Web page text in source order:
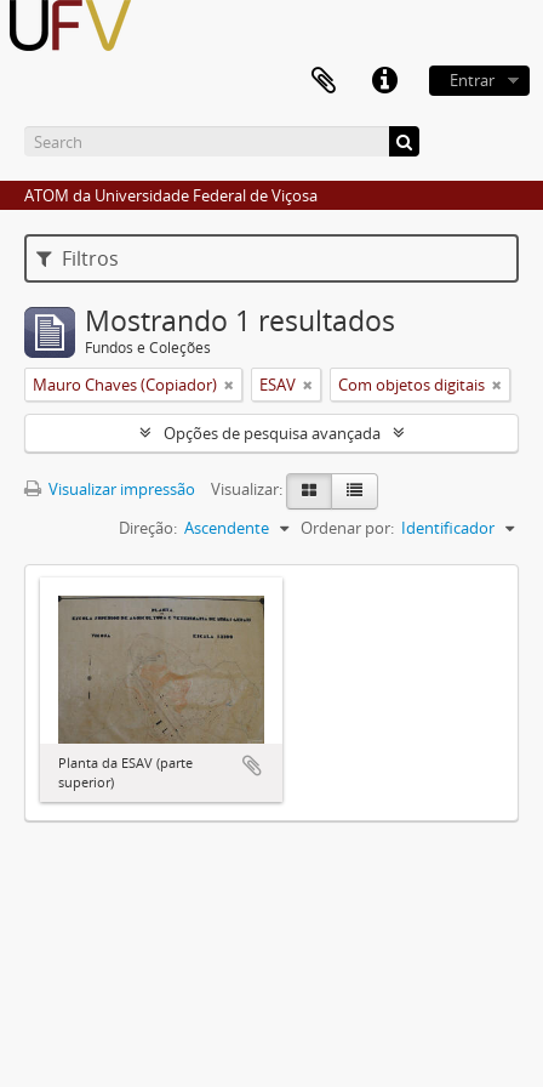
Entrar
ATOM da Universidade Federal de Viçosa
Filtros
Mostrando 1 resultados
Fundos e Coleções
Mauro Chaves (Copiador) ESAV Com objetos digitais
Opções de pesquisa avançada
Visualizar impressão
Visualizar:
Ordenar por: Identificador
Direção: Ascendente
Planta da ESAV (parte
superior)